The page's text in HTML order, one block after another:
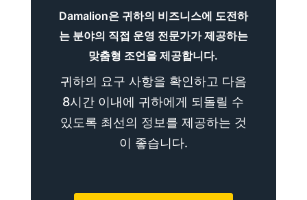
Damalion은 귀하의 비즈니스에 도전하
는 분야의 직접 운영 전문가가 제공하는
맞춤형 조언을 제공합니다.
귀하의 요구 사항을 확인하고 다음
8시간 이내에 귀하에게 되돌릴 수
있도록 최선의 정보를 제공하는 것
이 좋습니다.